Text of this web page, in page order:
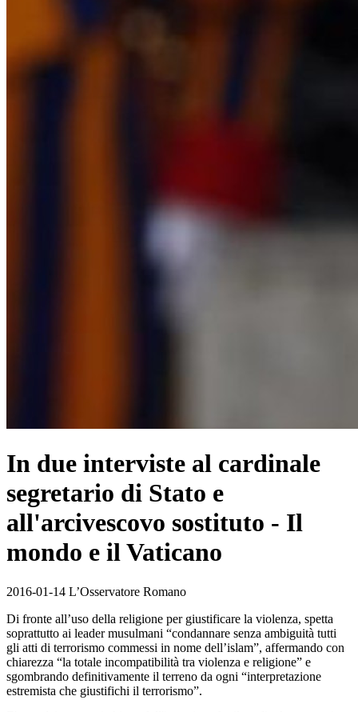
In due interviste al cardinale
segretario di Stato e
all'arcivescovo sostituto - Il
mondo e il Vaticano
2016-01-14 L’Osservatore Romano
Di fronte all’uso della religione per giustificare la violenza, spetta
soprattutto ai leader musulmani “condannare senza ambiguità tutti
gli atti di terrorismo commessi in nome dell’islam”, affermando con
chiarezza “la totale incompatibilità tra violenza e religione” e
sgombrando definitivamente il terreno da ogni “interpretazione
estremista che giustifichi il terrorismo”.